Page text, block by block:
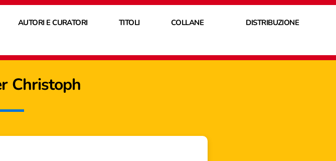
AUTORI E CURATORI TITOLI COLLANE DISTRIBUZIONE
Christoph